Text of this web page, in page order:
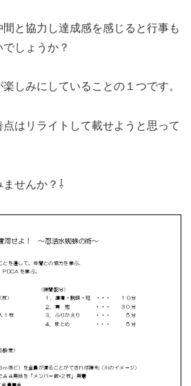
間と協力し達成感を感じると行事も
しょうか？
しみにしていることの１つです。
はリライトして載せようと思って
せんか？⇩